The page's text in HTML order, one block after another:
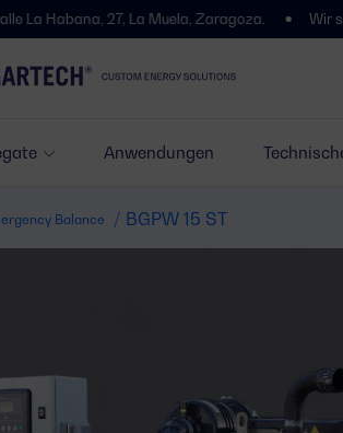
Anwendungen
27, La Muela, Zaragoza. Wir sind
Balance / BGPW 15 ST